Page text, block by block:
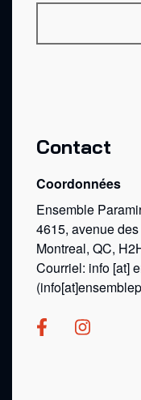
Contact
Coordonnées
Ensemble
4615, avenue
Montreal, QC,
Courriel: info [at]